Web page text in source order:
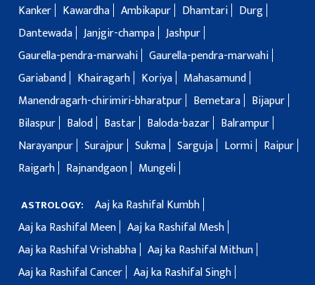
Kanker
Kawardha Ambikapur Dhamtari
Durg
Dantewada Janjgir-champa Jashpur
Gaurella-pendra-marwahi Gaurella-pendra-marwahi
Gariaband
Khairagarh Koriya
Mahasamund
Manendragarh-chirimiri-bharatpur
Bemetara
Bijapur
Bilaspur
Balod Bastar Baloda-bazar
Balrampur
Narayanpur Surajpur Sukma Sarguja Lormi
Raipur
Raigarh
Rajnandgaon Mungeli
ASTROLOGY:
Aaj ka Rashifal Kumbh
Aaj ka Rashifal Meen Aaj ka Rashifal Mesh
Aaj ka Rashifal Vrishabha Aaj ka Rashifal Mithun
Aaj ka Rashifal Cancer Aaj ka Rashifal Singh